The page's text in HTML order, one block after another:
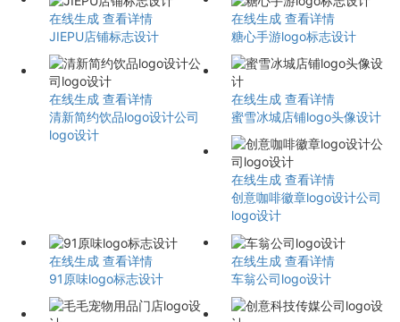
在线生成 查看详情
JIEPU店铺标志设计
在线生成 查看详情
糖心手游logo标志设计
在线生成 查看详情
清新简约饮品logo设计公司
logo设计
在线生成 查看详情
蜜雪冰城店铺logo头像设计
在线生成 查看详情
创意咖啡徽章logo设计公司
logo设计
在线生成 查看详情
91原味logo标志设计
在线生成 查看详情
车翁公司logo设计